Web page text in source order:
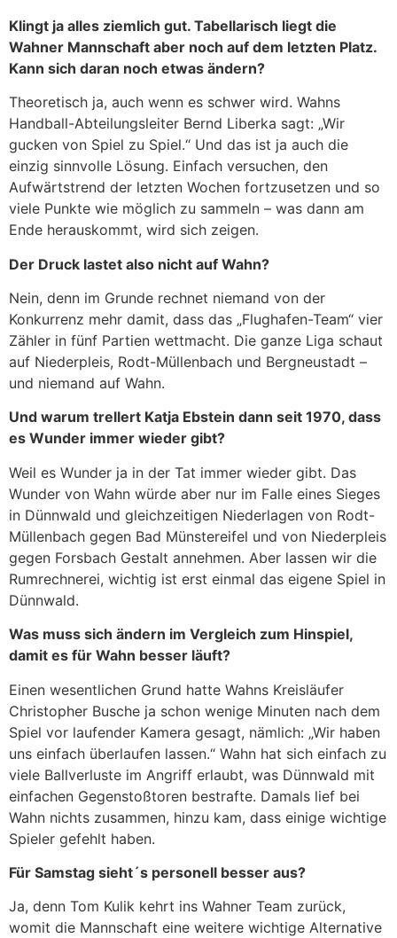
Klingt ja alles ziemlich gut. Tabellarisch liegt die
Wahner Mannschaft aber noch auf dem letzten Platz.
Kann sich daran noch etwas ändern?
Theoretisch ja, auch wenn es schwer wird. Wahns
Handball-Abteilungsleiter Bernd Liberka sagt: „Wir
gucken von Spiel zu Spiel.“ Und das ist ja auch die
einzig sinnvolle Lösung. Einfach versuchen, den
Aufwärtstrend der letzten Wochen fortzusetzen und so
viele Punkte wie möglich zu sammeln – was dann am
Ende herauskommt, wird sich zeigen.
Der Druck lastet also nicht auf Wahn?
Nein, denn im Grunde rechnet niemand von der
Konkurrenz mehr damit, dass das „Flughafen-Team“ vier
Zähler in fünf Partien wettmacht. Die ganze Liga schaut
auf Niederpleis, Rodt-Müllenbach und Bergneustadt –
und niemand auf Wahn.
Und warum trellert Katja Ebstein dann seit 1970, dass
es Wunder immer wieder gibt?
Weil es Wunder ja in der Tat immer wieder gibt. Das
Wunder von Wahn würde aber nur im Falle eines Sieges
in Dünnwald und gleichzeitigen Niederlagen von Rodt-
Müllenbach gegen Bad Münstereifel und von Niederpleis
gegen Forsbach Gestalt annehmen. Aber lassen wir die
Rumrechnerei, wichtig ist erst einmal das eigene Spiel in
Dünnwald.
Was muss sich ändern im Vergleich zum Hinspiel,
damit es für Wahn besser läuft?
Einen wesentlichen Grund hatte Wahns Kreisläufer
Christopher Busche ja schon wenige Minuten nach dem
Spiel vor laufender Kamera gesagt, nämlich: „Wir haben
uns einfach überlaufen lassen.“ Wahn hat sich einfach zu
viele Ballverluste im Angriff erlaubt, was Dünnwald mit
einfachen Gegenstoßtoren bestrafte. Damals lief bei
Wahn nichts zusammen, hinzu kam, dass einige wichtige
Spieler gefehlt haben.
Für Samstag sieht´s personell besser aus?
Ja, denn Tom Kulik kehrt ins Wahner Team zurück,
womit die Mannschaft eine weitere wichtige Alternative